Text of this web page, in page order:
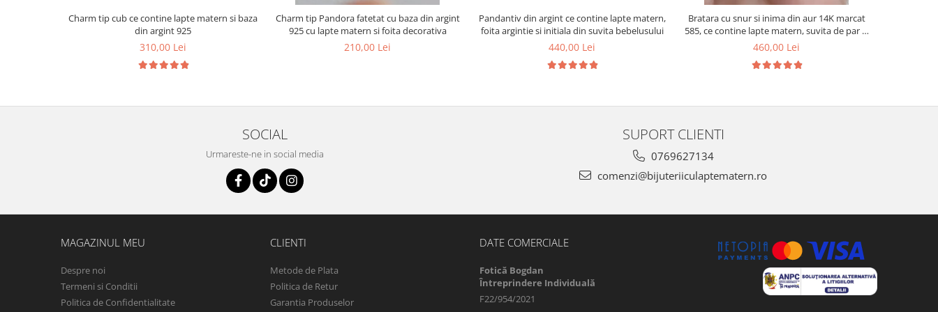
Charm tip cub ce contine lapte matern si baza
din argint 925
310,00 Lei
Charm tip Pandora fatetat cu baza din argint
925 cu lapte matern si foita decorativa
210,00 Lei
Pandantiv din argint ce contine lapte matern,
foita argintie si initiala din suvita bebelusului
440,00 Lei
Bratara cu snur si inima din aur 14K marcat
585, ce contine lapte matern, suvita de par si
foita aurie
460,00 Lei
SOCIAL
Urmareste-ne in social media
SUPORT CLIENTI
0769627134
comenzi@bijuteriiculaptematern.ro
MAGAZINUL MEU
Despre noi
Termeni si Conditii
Politica de Confidentialitate
CLIENTI
Metode de Plata
Politica de Retur
Garantia Produselor
DATE COMERCIALE
Fotică Bogdan
Întreprindere Individuală
F22/954/2021